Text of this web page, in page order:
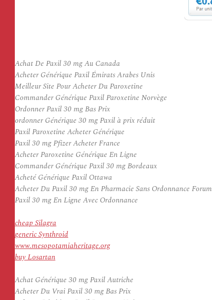
Achat De Paxil 30 mg Au Canada
Acheter Générique Paxil Émirats Arabes Unis
Meilleur Site Pour Acheter Du Paroxetine
Commander Générique Paxil Paroxetine Norvège
Ordonner Paxil 30 mg Bas Prix
ordonner Générique 30 mg Paxil à prix réduit
Paxil Paroxetine Acheter Générique
Paxil 30 mg Pfizer Acheter France
Acheter Paroxetine Générique En Ligne
Commander Générique Paxil 30 mg Bordeaux
Acheté Générique Paxil Ottawa
Acheter Du Paxil 30 mg En Pharmacie Sans Ordonnance Forum
Paxil 30 mg En Ligne Avec Ordonnance
cheap Silagra
generic Synthroid
www.mesopotamiaheritage.org
buy Losartan
Achat Générique 30 mg Paxil Autriche
Acheter Du Vrai Paxil 30 mg Bas Prix